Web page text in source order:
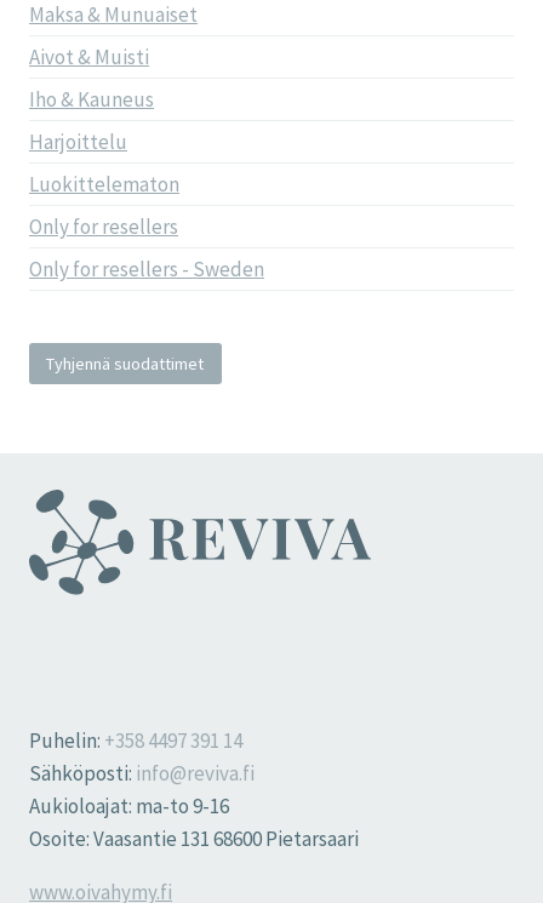
Maksa & Munuaiset
Aivot & Muisti
Iho & Kauneus
Harjoittelu
Luokittelematon
Only for resellers
Only for resellers - Sweden
Tyhjennä suodattimet
Puhelin: +358 4497 391 14
Sähköposti: info@reviva.fi
Aukioloajat: ma-to 9-16
Osoite: Vaasantie 131 68600 Pietarsaari
www.oivahymy.fi